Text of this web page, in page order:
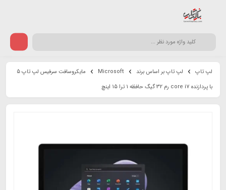
لپ تاپ لپ تاپ بر اساس برند Microsoft
مایکروسافت سرفیس لپ تاپ 5
با پردازنده core i7 رم 32 گیگ حافظه 1 ترا 15 اینچ